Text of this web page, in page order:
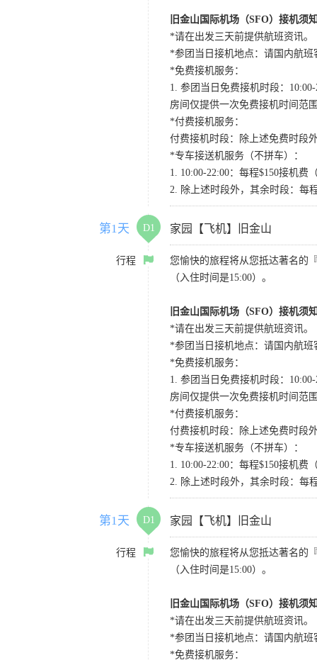
旧金山国际机场（SFO）接机须
*请在出发三天前提供航班资讯。
*参团当日接机地点：请国内航班
*免费接机服务：
1. 参团当日免费接机时段：
房间仅提供一次免费接机时间范
*付费接机服务：
付费接机时段：除上述免费时段
*专车接送机服务（不拼车）：
1. 10:00-22:00：每程$150接机
2. 除上述时段外，其余时段：每
第1天 D1 家园【飞机】旧金山
行程
您愉快的旅程将从您抵达著名的
（入住时间是15:00）。
旧金山国际机场（SFO）接机须
*请在出发三天前提供航班资讯。
*参团当日接机地点：请国内航班
*免费接机服务：
1. 参团当日免费接机时段：
房间仅提供一次免费接机时间范
*付费接机服务：
付费接机时段：除上述免费时段
*专车接送机服务（不拼车）：
1. 10:00-22:00：每程$150接机
2. 除上述时段外，其余时段：每
第1天 D1 家园【飞机】旧金山
行程
您愉快的旅程将从您抵达著名的
（入住时间是15:00）。
旧金山国际机场（SFO）接机须
*请在出发三天前提供航班资讯。
*参团当日接机地点：请国内航班
*免费接机服务：